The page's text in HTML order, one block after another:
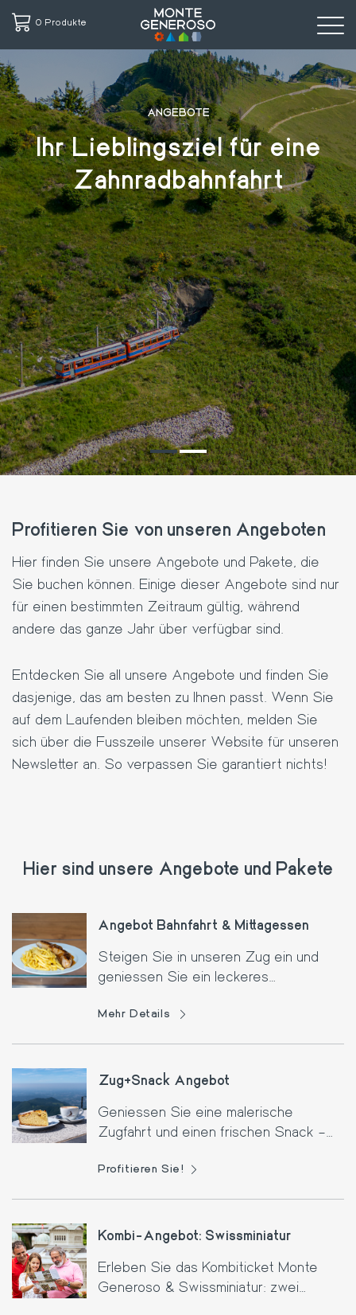
Direkt
zum
Inhalt
0 Produkte
ANGEBOTE
Ihr Lieblingsziel für eine
Zahnradbahnfahrt
Profitieren Sie von unseren Angeboten
Hier finden Sie unsere Angebote und Pakete, die
Sie buchen können. Einige dieser Angebote sind nur
für einen bestimmten Zeitraum gültig, während
andere das ganze Jahr über verfügbar sind.
Entdecken Sie all unsere Angebote und finden Sie
dasjenige, das am besten zu Ihnen passt. Wenn Sie
auf dem Laufenden bleiben möchten, melden Sie
sich über die Fusszeile unserer Website für unseren
Newsletter an. So verpassen Sie garantiert nichts!
Hier sind unsere Angebote und Pakete
Angebot Bahnfahrt & Mittagessen
Steigen Sie in unseren Zug ein und
geniessen Sie ein leckeres
Ausblicken!
Mehr Details
Zug+Snack Angebot
Geniessen Sie eine malerische
Zugfahrt und einen frischen Snack –
Profitieren Sie!
Kombi-Angebot: Swissminiatur
Erleben Sie das Kombiticket Monte
Generoso & Swissminiatur: zwei